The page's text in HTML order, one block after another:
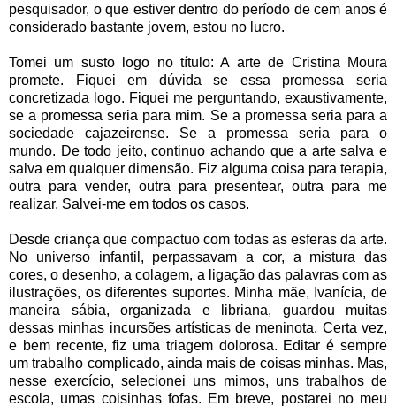
pesquisador, o que estiver dentro do período de cem anos é
considerado bastante jovem, estou no lucro.
Tomei um susto logo no título: A arte de Cristina Moura
promete. Fiquei em dúvida se essa promessa seria
concretizada logo. Fiquei me perguntando, exaustivamente,
se a promessa seria para mim. Se a promessa seria para a
sociedade cajazeirense. Se a promessa seria para o
mundo. De todo jeito, continuo achando que a arte salva e
salva em qualquer dimensão. Fiz alguma coisa para terapia,
outra para vender, outra para presentear, outra para me
realizar. Salvei-me em todos os casos.
Desde criança que compactuo com todas as esferas da arte.
No universo infantil, perpassavam a cor, a mistura das
cores, o desenho, a colagem, a ligação das palavras com as
ilustrações, os diferentes suportes. Minha mãe, Ivanícia, de
maneira sábia, organizada e libriana, guardou muitas
dessas minhas incursões artísticas de meninota. Certa vez,
e bem recente, fiz uma triagem dolorosa. Editar é sempre
um trabalho complicado, ainda mais de coisas minhas. Mas,
nesse exercício, selecionei uns mimos, uns trabalhos de
escola, umas coisinhas fofas. Em breve, postarei no meu